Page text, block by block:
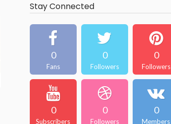
Stay Connected
0
Fans
0
Followers
0
Followers
0
Subscribers
0
Followers
0
Members